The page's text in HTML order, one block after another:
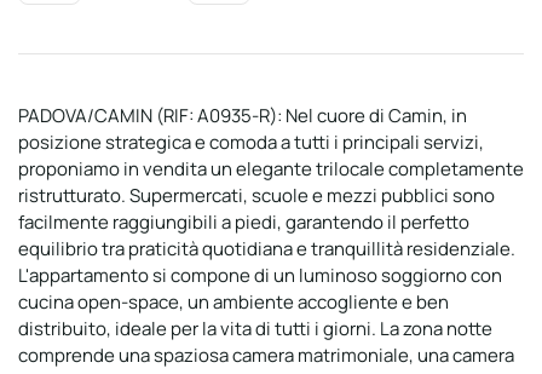
PADOVA/CAMIN (RIF: A0935-R): Nel cuore di Camin, in
posizione strategica e comoda a tutti i principali servizi,
proponiamo in vendita un elegante trilocale completamente
ristrutturato. Supermercati, scuole e mezzi pubblici sono
facilmente raggiungibili a piedi, garantendo il perfetto
equilibrio tra praticità quotidiana e tranquillità residenziale.
L'appartamento si compone di un luminoso soggiorno con
cucina open-space, un ambiente accogliente e ben
distribuito, ideale per la vita di tutti i giorni. La zona notte
comprende una spaziosa camera matrimoniale, una camera